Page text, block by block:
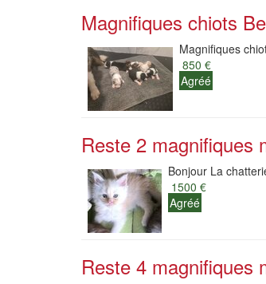
Magnifiques chiots
Magnifiques
850 €
Agréé
Reste 2 magnifiques
Bonjour La
1500 €
Agréé
Reste 4 magnifiques